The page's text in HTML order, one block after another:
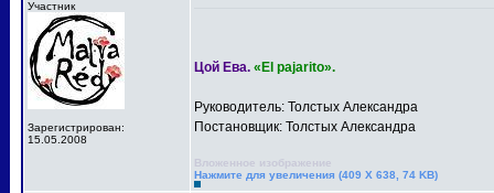
Участник
Зарегистрирован:
15.05.2008
Цой Ева. «El pajarito».
Руководитель: Толстых Александра
Постановщик: Толстых Александра
Вложенное изображение
Нажмите для увеличения (409 X 638, 74 KB)